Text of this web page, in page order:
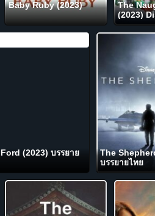
Baby Ruby (2023)
The
(2023)
(2023) บรรยาย
The
บรรยายไทย